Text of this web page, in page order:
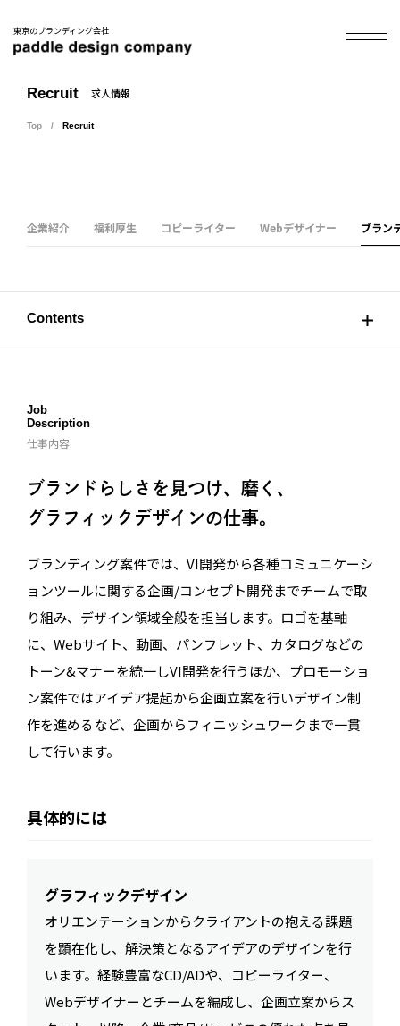
東京のブランディング会社
Recruit 求人情報
Top Recruit
企業紹介 福利厚生 コピーライター Webデザイナー ブラン
Contents
Job
Description
仕事内容
ブランドらしさを見つけ、磨く、
グラフィックデザインの仕事。
ブランディング案件では、VI開発から各種コミュニケーシ
ョンツールに関する企画/コンセプト開発までチームで取
り組み、デザイン領域全般を担当します。ロゴを基軸
に、Webサイト、動画、パンフレット、カタログなどの
トーン&マナーを統一しVI開発を行うほか、プロモーショ
ン案件ではアイデア提起から企画立案を行いデザイン制
作を進めるなど、企画からフィニッシュワークまで一貫
して行います。
具体的には
グラフィックデザイン
オリエンテーションからクライアントの抱える課題
を顕在化し、解決策となるアイデアのデザインを行
います。経験豊富なCD/ADや、コピーライター、
Webデザイナーとチームを編成し、企画立案からス